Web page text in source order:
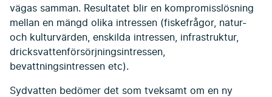
vägas samman. Resultatet blir en kompromisslösning
mellan en mängd olika intressen (fiskefrågor, natur-
och kulturvärden, enskilda intressen, infrastruktur,
dricksvattenförsörjningsintressen,
bevattningsintressen etc).
Sydvatten bedömer det som tveksamt om en ny